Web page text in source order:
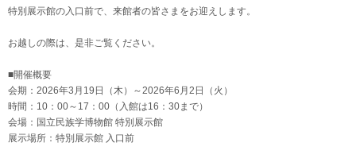
特別展示館の入口前で、来館者の皆さまをお迎えします。
お越しの際は、是非ご覧ください。
■開催概要
会期：2026年3月19日（木）～2026年6月2日（火）
時間：10：00～17：00（入館は16：30まで）
会場：国立民族学博物館 特別展示館
展示場所：特別展示館 入口前